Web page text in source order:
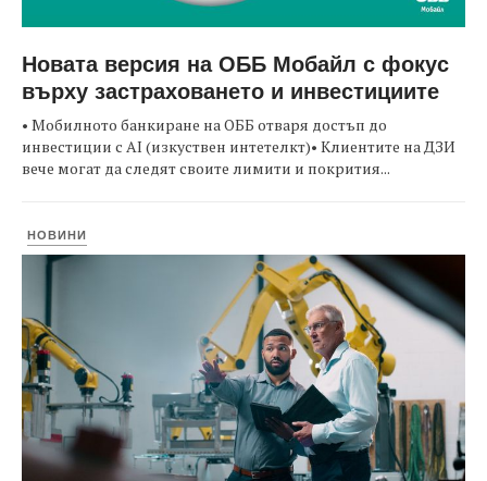
Новата версия на ОББ Мобайл с фокус
върху застраховането и инвестициите
• Мобилното банкиране на ОББ отваря достъп до
инвестиции с AI (изкуствен интетелкт)• Клиентите на ДЗИ
вече могат да следят своите лимити и покрития...
НОВИНИ